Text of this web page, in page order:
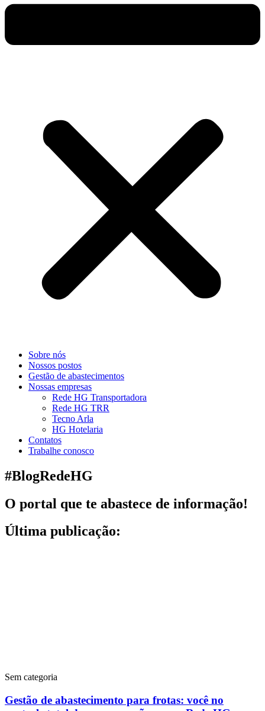
Sobre nós
Nossos postos
Gestão de abastecimentos
Nossas empresas
Rede HG Transportadora
Rede HG TRR
Tecno Arla
HG Hotelaria
Contatos
Trabalhe conosco
#BlogRedeHG
O portal que te abastece de informação!
Última publicação:
Sem categoria
Gestão de abastecimento para frotas: você no